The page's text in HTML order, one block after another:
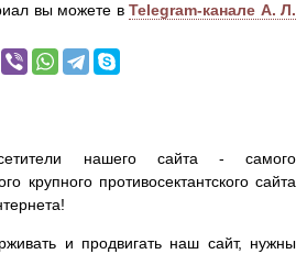
вы можете в Telegram-канале А. Л.
нашего сайта - самого
крупного противосектантского сайта
и продвигать наш сайт, нужны